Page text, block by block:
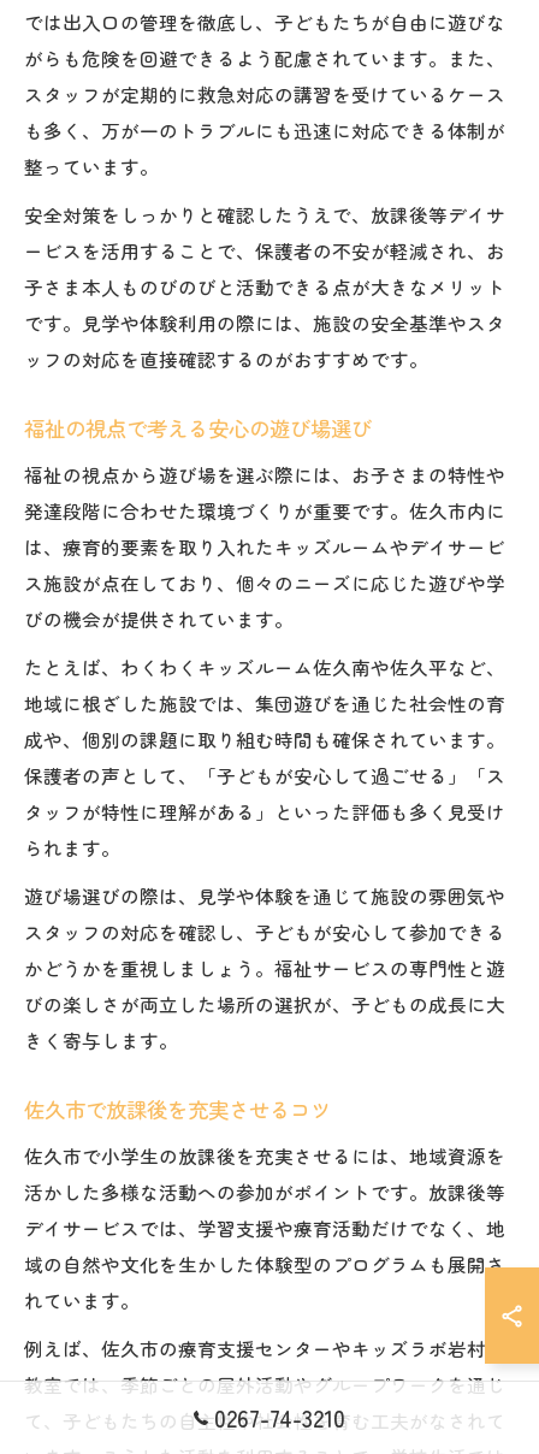
では出入口の管理を徹底し、子どもたちが自由に遊びな
がらも危険を回避できるよう配慮されています。また、
スタッフが定期的に救急対応の講習を受けているケース
も多く、万が一のトラブルにも迅速に対応できる体制が
整っています。
安全対策をしっかりと確認したうえで、放課後等デイサ
ービスを活用することで、保護者の不安が軽減され、お
子さま本人ものびのびと活動できる点が大きなメリット
です。見学や体験利用の際には、施設の安全基準やスタ
ッフの対応を直接確認するのがおすすめです。
福祉の視点で考える安心の遊び場選び
福祉の視点から遊び場を選ぶ際には、お子さまの特性や
発達段階に合わせた環境づくりが重要です。佐久市内に
は、療育的要素を取り入れたキッズルームやデイサービ
ス施設が点在しており、個々のニーズに応じた遊びや学
びの機会が提供されています。
たとえば、わくわくキッズルーム佐久南や佐久平など、
地域に根ざした施設では、集団遊びを通じた社会性の育
成や、個別の課題に取り組む時間も確保されています。
保護者の声として、「子どもが安心して過ごせる」「ス
タッフが特性に理解がある」といった評価も多く見受け
られます。
遊び場選びの際は、見学や体験を通じて施設の雰囲気や
スタッフの対応を確認し、子どもが安心して参加できる
かどうかを重視しましょう。福祉サービスの専門性と遊
びの楽しさが両立した場所の選択が、子どもの成長に大
きく寄与します。
佐久市で放課後を充実させるコツ
佐久市で小学生の放課後を充実させるには、地域資源を
活かした多様な活動への参加がポイントです。放課後等
デイサービスでは、学習支援や療育活動だけでなく、地
域の自然や文化を生かした体験型のプログラムも展開さ
れています。
例えば、佐久市の療育支援センターやキッズラボ岩村田
教室では、季節ごとの屋外活動やグループワークを通じ
て、子どもたちの自主性や社会性を育む工夫がなされて
0267-74-3210